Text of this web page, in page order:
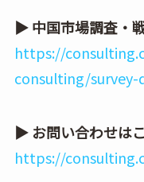
▶ 中国市場調査・
https://
consulting/
▶ お問い合わせは
https://